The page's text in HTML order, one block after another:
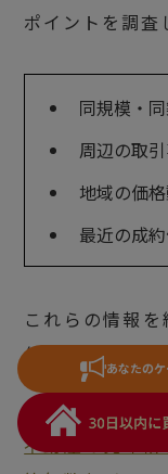
ポイントを調査
同規模・
周辺の取
地域の価
最近の成
これらの情報
価格設定の基準
▼関連記事
不動産の売却
あなたの